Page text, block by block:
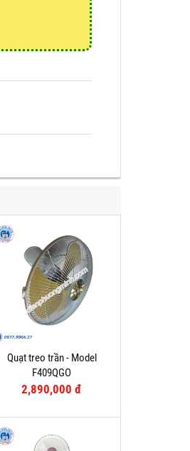
Quạt treo trần - Model
F409QGO
2,890,000 đ